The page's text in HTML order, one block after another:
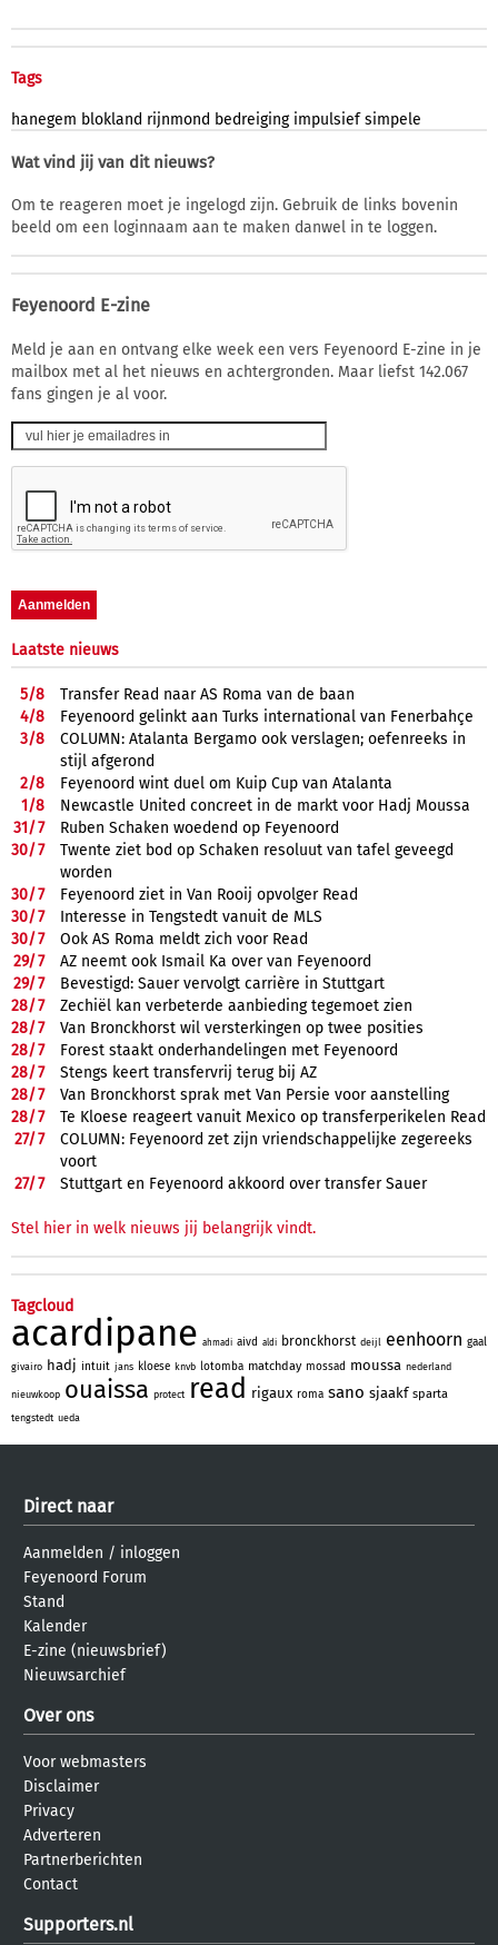
Tags
hanegem blokland rijnmond bedreiging impulsief simpele
Wat vind jij van dit nieuws?
Om te reageren moet je ingelogd zijn. Gebruik de links bovenin
beeld om een loginnaam aan te maken danwel in te loggen.
Feyenoord E-zine
Meld je aan en ontvang elke week een vers Feyenoord E-zine in je
mailbox met al het nieuws en achtergronden. Maar liefst 142.067
fans gingen je al voor.
Laatste nieuws
5/8
Transfer Read naar AS Roma van de baan
4/8
Feyenoord gelinkt aan Turks international van Fenerbahçe
3/8
COLUMN: Atalanta Bergamo ook verslagen; oefenreeks in
stijl afgerond
2/8
Feyenoord wint duel om Kuip Cup van Atalanta
1/8
Newcastle United concreet in de markt voor Hadj Moussa
31/7
Ruben Schaken woedend op Feyenoord
30/7
Twente ziet bod op Schaken resoluut van tafel geveegd
worden
30/7
Feyenoord ziet in Van Rooij opvolger Read
30/7
Interesse in Tengstedt vanuit de MLS
30/7
Ook AS Roma meldt zich voor Read
29/7
AZ neemt ook Ismail Ka over van Feyenoord
29/7
Bevestigd: Sauer vervolgt carrière in Stuttgart
28/7
Zechiël kan verbeterde aanbieding tegemoet zien
28/7
Van Bronckhorst wil versterkingen op twee posities
28/7
Forest staakt onderhandelingen met Feyenoord
28/7
Stengs keert transfervrij terug bij AZ
28/7
Van Bronckhorst sprak met Van Persie voor aanstelling
28/7
Te Kloese reageert vanuit Mexico op transferperikelen Read
27/7
COLUMN: Feyenoord zet zijn vriendschappelijke zegereeks
voort
27/7 Stuttgart en Feyenoord akkoord over transfer Sauer
Stel hier in welk nieuws jij belangrijk vindt.
Tagcloud
acardipane ahmadi aivd aldi bronckhorst deijl eenhoorn gaal
givairo hadj intuit jans kloese knvb lotomba matchday mossad moussa nederland
nieuwkoop ouaissa protect read rigaux roma sano sjaakf sparta
tengstedt ueda
Direct naar
Aanmelden / inloggen
Feyenoord Forum
Stand
Kalender
E-zine (nieuwsbrief)
Nieuwsarchief
Over ons
Voor webmasters
Disclaimer
Privacy
Adverteren
Partnerberichten
Contact
Supporters.nl